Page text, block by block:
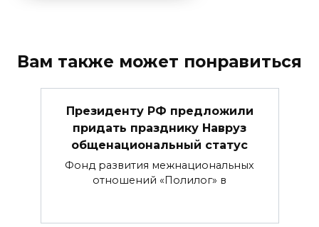
Вам также может понравиться
Президенту РФ предложили
придать празднику Навруз
общенациональный статус
Фонд развития межнациональных
отношений «Полилог» в